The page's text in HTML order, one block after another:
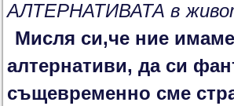
АЛТЕРНАТИВАТА в
Мисля си,че ние
алтернативи, да си
същевременно сме